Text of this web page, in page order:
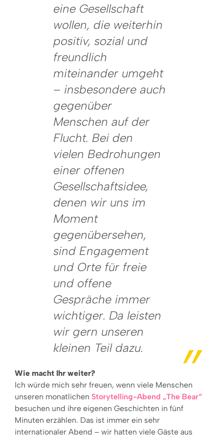
eine Gesellschaft
wollen, die weiterhin
positiv, sozial und
freundlich
miteinander umgeht
– insbesondere auch
gegenüber
Menschen auf der
Flucht. Bei den
vielen Bedrohungen
einer offenen
Gesellschaftsidee,
denen wir uns im
Moment
gegenübersehen,
sind Engagement
und Orte für freie
und offene
Gespräche immer
wichtiger. Da leisten
wir gern unseren
kleinen Teil dazu.
Wie macht Ihr weiter?
Ich würde mich sehr freuen, wenn viele Menschen
unseren monatlichen Storytelling-Abend „The Bear“
besuchen und ihre eigenen Geschichten in fünf
Minuten erzählen. Das ist immer ein sehr
internationaler Abend – wir hatten viele Gäste aus